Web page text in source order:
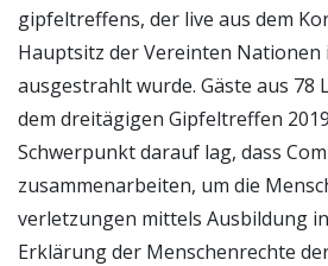
gipfeltreffens, der live aus dem
Hauptsitz der Vereinten Nationen
ausgestrahlt wurde. Gäste aus 78
dem dreitägigen Gipfeltreffen
Schwerpunkt darauf lag, dass
zusammenarbeiten, um die
verletzungen mittels Ausbildung
Erklärung der Menschenrechte